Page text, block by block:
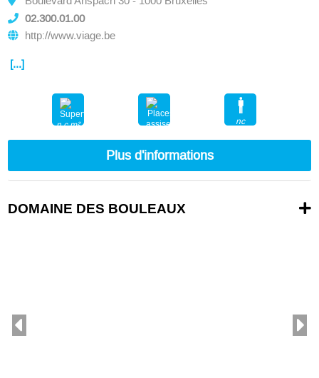
02.300.01.00
http://www.viage.be
[...]
n.c.m²
nc
Plus d'informations
DOMAINE DES BOULEAUX